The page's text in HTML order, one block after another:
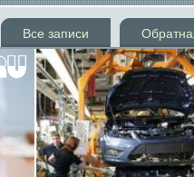
Все записи